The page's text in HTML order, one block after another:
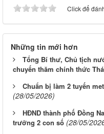
Click để
Những tin mới hơn
Tổng Bí thư, Chủ tịch
chuyến thăm chính thức
Chuẩn bị làm 2 tuyến
(28/05/2026)
HĐND thành phố Đồng
trưởng 2 con số (28/05/